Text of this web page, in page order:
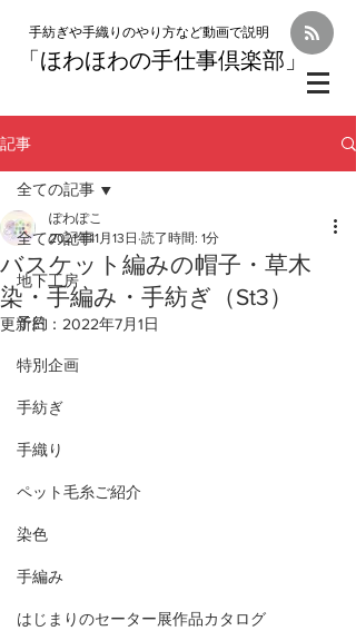
手紡ぎや手織りのやり方など動画で説明
「 ほわほわの手仕事倶楽部」
記事
全ての記事
地下工房
予約
特別企画
手紡ぎ
手織り
ペット毛糸ご紹介
染色
手編み
はじまりのセーター展作品カタログ
全ての記事
バスケット編みの帽子・草木
染・手編み・手紡ぎ（St3）
ぽわぽこ
2021年11月13日 読了時間: 1分
更新日： 2022年7月1日